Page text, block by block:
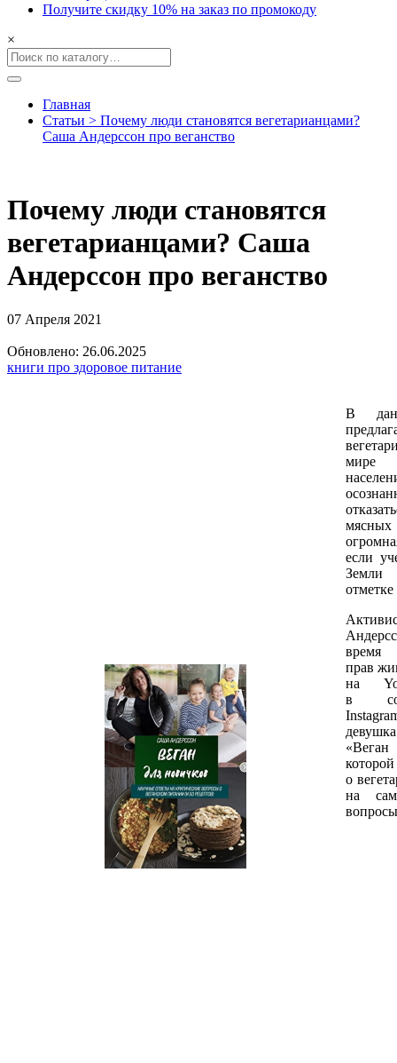
Получите скидку 10% на заказ по промокоду
×
Главная
Статьи > Почему люди становятся вегетарианцами?
Саша Андерссон про веганство
Почему люди становятся
вегетарианцами? Саша
Андерссон про веганство
07 Апреля 2021
Обновлено: 26.06.2025
книги про здоровое питание
В
мире
если
Земли
время
прав
на
в
о
на